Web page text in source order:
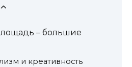
– большие
и креативность